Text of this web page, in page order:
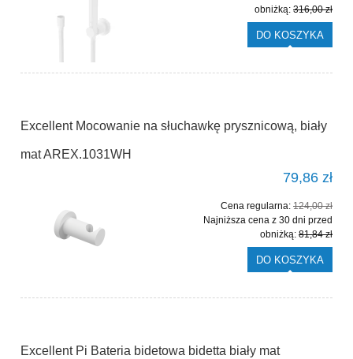
obniżką: 316,00 zł
DO KOSZYKA
Excellent Mocowanie na słuchawkę prysznicową, biały
mat AREX.1031WH
79,86 zł
Cena regularna: 124,00 zł
Najniższa cena z 30 dni przed
obniżką: 81,84 zł
DO KOSZYKA
Excellent Pi Bateria bidetowa bidetta biały mat